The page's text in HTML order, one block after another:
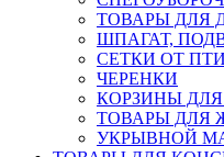
ТОВАРЫ ДЛЯ
ШПАГАТ,
СЕТКИ ОТ
ЧЕРЕНКИ
КОРЗИНЫ
ТОВАРЫ ДЛЯ
УКРЫВНОЙ